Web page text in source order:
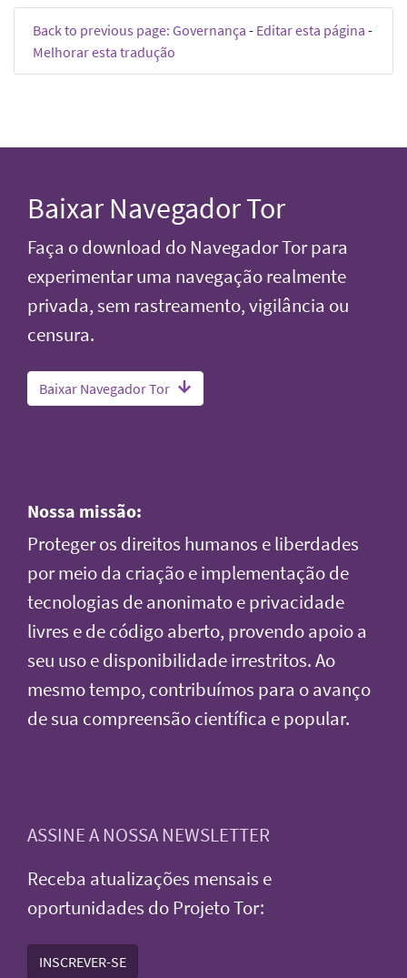
Back to previous page: Governança - Editar esta página -
Melhorar esta tradução
Baixar Navegador Tor
Faça o download do Navegador Tor para
experimentar uma navegação realmente
privada, sem rastreamento, vigilância ou
censura.
Baixar Navegador Tor
Nossa missão:
Proteger os direitos humanos e liberdades
por meio da criação e implementação de
tecnologias de anonimato e privacidade
livres e de código aberto, provendo apoio a
seu uso e disponibilidade irrestritos. Ao
mesmo tempo, contribuímos para o avanço
de sua compreensão científica e popular.
ASSINE A NOSSA NEWSLETTER
Receba atualizações mensais e
oportunidades do Projeto Tor:
INSCREVER-SE